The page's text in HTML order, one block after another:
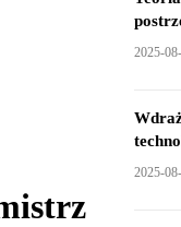
2025-
2025-